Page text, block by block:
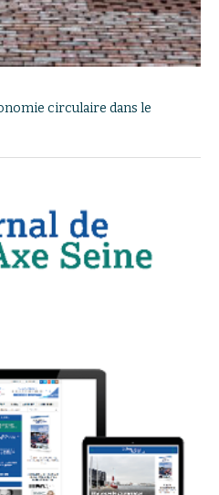
circulaire dans le